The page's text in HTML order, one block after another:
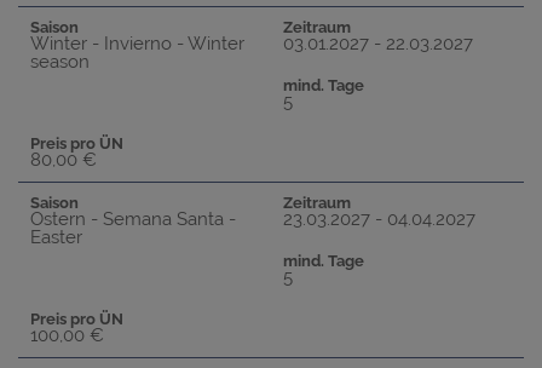
Saison
Winter - Invierno - Winter
season
Zeitraum
03.01.2027 - 22.03.2027
mind. Tage
5
Preis pro ÜN
80,00 €
Saison
Ostern - Semana Santa -
Easter
Zeitraum
23.03.2027 - 04.04.2027
mind. Tage
5
Preis pro ÜN
100,00 €